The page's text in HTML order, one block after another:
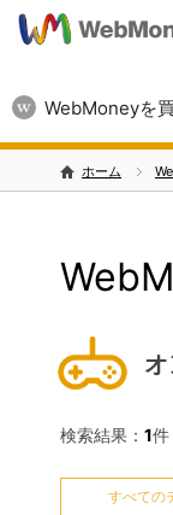
WebMoneyを
ホーム
検索結果： 1件
すべての